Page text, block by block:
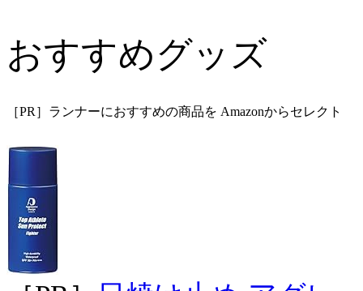
おすすめグッズ
［PR］ランナーにおすすめの商品を Amazonからセレクト